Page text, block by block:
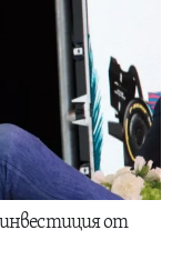
от